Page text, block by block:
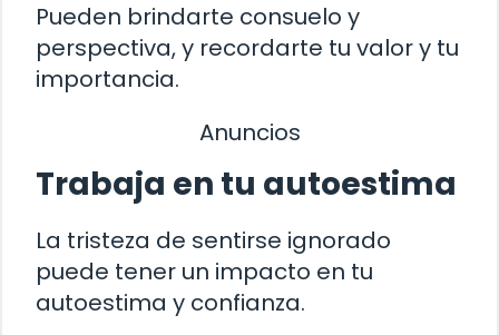
Pueden brindarte consuelo y
perspectiva, y recordarte tu valor y tu
importancia.
Anuncios
Trabaja en tu autoestima
La tristeza de sentirse ignorado
puede tener un impacto en tu
autoestima y confianza.